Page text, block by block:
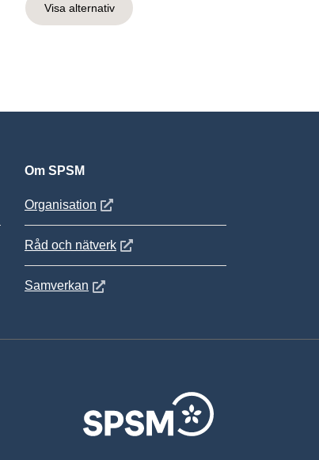
Visa alternativ
Om SPSM
Organisation Öppnas i nytt fönster
Råd och nätverkÖppnas i nytt fönster
Samverkan Öppnas i nytt fönster